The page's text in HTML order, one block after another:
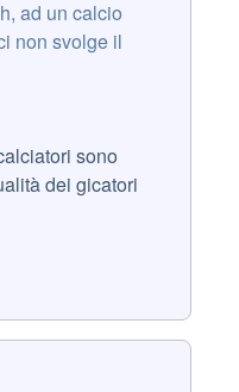
ad un calcio
non svolge il
sono
dei gicatori